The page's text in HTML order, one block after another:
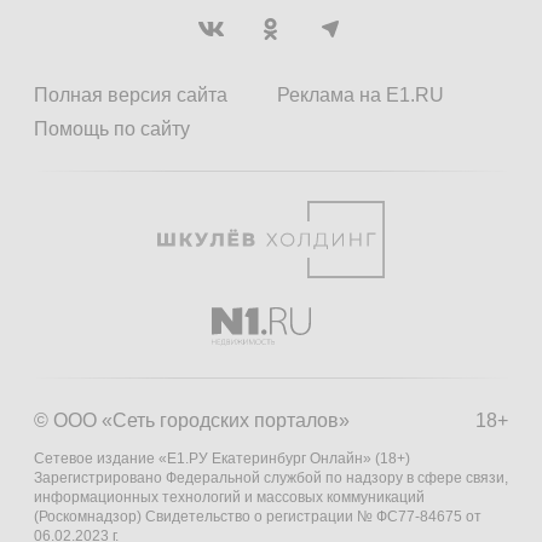
Полная версия сайта
Помощь по сайту
Реклама на E1.RU
18+
© ООО «Сеть городских порталов»
Сетевое издание «Е1.РУ Екатеринбург Онлайн» (18+)
Зарегистрировано Федеральной службой по надзору в сфере связи,
информационных технологий и массовых коммуникаций
(Роскомнадзор) Свидетельство о регистрации № ФС77-84675 от
06.02.2023 г.